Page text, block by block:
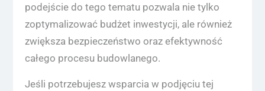
podejście do tego tematu pozwala nie tylko
zoptymalizować budżet inwestycji, ale również
zwiększa bezpieczeństwo oraz efektywność
całego procesu budowlanego.
Jeśli potrzebujesz wsparcia w podjęciu tej